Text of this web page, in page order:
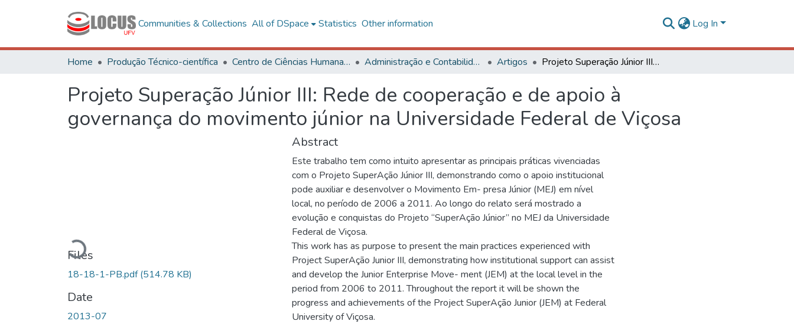
Communities & Collections All of DSpace Statistics Other information Log In
Home Produção Técnico-científica Centro de Ciências Humanas, Letras e Artes Administração e Contabilidade Artigos Projeto Superação Júnior III: Rede de cooperação e de apoio à governança do movimento júnior na Universidade Federal de Viçosa
Projeto Superação Júnior III: Rede de cooperação e de apoio à
governança do movimento júnior na Universidade Federal de Viçosa
Loading...
Files
18-18-1-PB.pdf(514.78 KB)
Date
2013-07
Abstract
Este trabalho tem como intuito apresentar as principais práticas vivenciadas
com o Projeto SuperAção Júnior III, demonstrando como o apoio institucional
pode auxiliar e desenvolver o Movimento Em- presa Júnior (MEJ) em nível
local, no período de 2006 a 2011. Ao longo do relato será mostrado a
evolução e conquistas do Projeto “SuperAção Júnior” no MEJ da Universidade
Federal de Viçosa.
This work has as purpose to present the main practices experienced with
Project SuperAção Junior III, demonstrating how institutional support can assist
and develop the Junior Enterprise Move- ment (JEM) at the local level in the
period from 2006 to 2011. Throughout the report it will be shown the
progress and achievements of the Project SuperAção Junior (JEM) at Federal
University of Viçosa.